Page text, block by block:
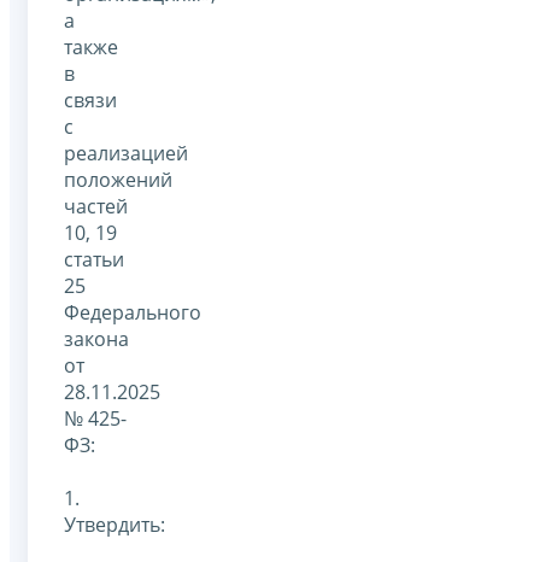
а
также
в
связи
с
реализацией
положений
частей
10, 19
статьи
25
Федерального
закона
от
28.11.2025
№ 425-
ФЗ:
1.
Утвердить: